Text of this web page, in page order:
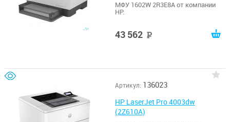
МФУ 1602W 2R3E8A от компании
HP.
43 562
Артикул: 136023
HP LaserJet Pro 4003dw
(2Z610A)